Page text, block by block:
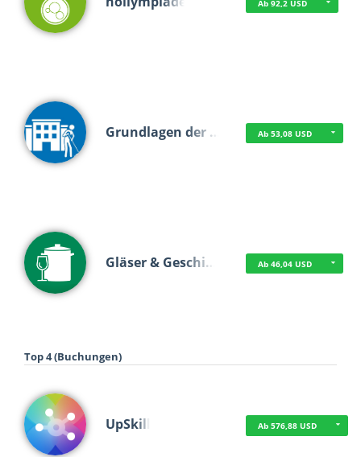
Ab 92,2 USD
Grundlagen der … Ab 53,08 USD
Gläser & Geschi… Ab 46,04 USD
Top 4 (Buchungen)
UpSkill Ab 576,88 USD